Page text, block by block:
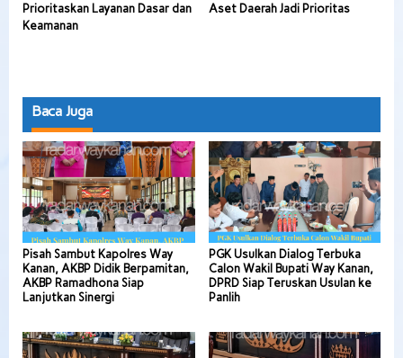
Prioritaskan Layanan Dasar dan
Keamanan
Aset Daerah Jadi Prioritas
Baca Juga
Pisah Sambut Kapolres Way
Kanan, AKBP Didik Berpamitan,
AKBP Ramadhona Siap
Lanjutkan Sinergi
PGK Usulkan Dialog Terbuka
Calon Wakil Bupati Way Kanan,
DPRD Siap Teruskan Usulan ke
Panlih